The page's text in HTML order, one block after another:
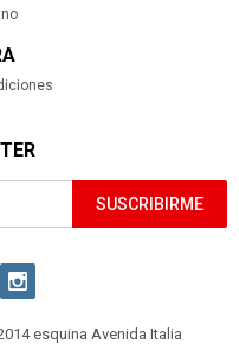
SUSCRIBIRME

esquina Avenida Italia